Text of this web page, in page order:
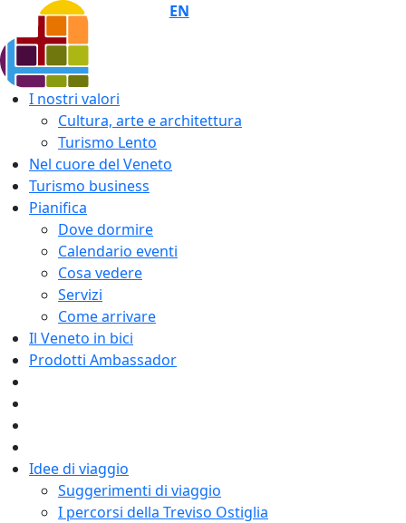
EN
I nostri valori
Cultura, arte e architettura
Turismo Lento
Nel cuore del Veneto
Turismo business
Pianifica
Dove dormire
Calendario eventi
Cosa vedere
Servizi
Come arrivare
Il Veneto in bici
Prodotti Ambassador
Idee di viaggio
Suggerimenti di viaggio
I percorsi della Treviso Ostiglia